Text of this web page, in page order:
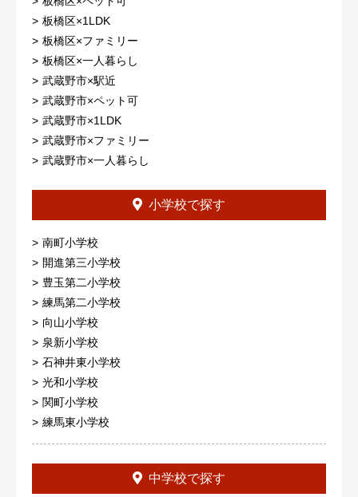
板橋区×1LDK
板橋区×ファミリー
板橋区×一人暮らし
武蔵野市×駅近
武蔵野市×ペット可
武蔵野市×1LDK
武蔵野市×ファミリー
武蔵野市×一人暮らし
小学校で探す
南町小学校
開進第三小学校
豊玉第二小学校
練馬第二小学校
向山小学校
泉新小学校
石神井東小学校
光和小学校
関町小学校
練馬東小学校
中学校で探す